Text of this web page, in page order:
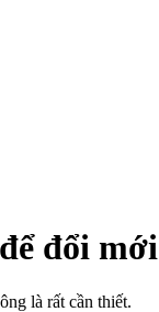
đổi mới
là rất cần thiết.